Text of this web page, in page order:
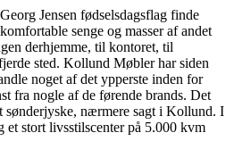
Jensen fødselsdagsflag finde
senge og masser af andet
derhjemme, til kontoret, til
sted. Kollund Møbler har siden
noget af det ypperste inden for
fra nogle af de førende brands. Det
sønderjyske, nærmere sagt i Kollund. I
et stort livsstilscenter på 5.000 kvm